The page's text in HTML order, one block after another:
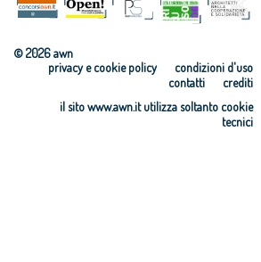
© 2026 awn
condizioni d'uso
privacy e cookie policy
crediti
contatti
il sito www.awn.it utilizza soltanto cookie
tecnici